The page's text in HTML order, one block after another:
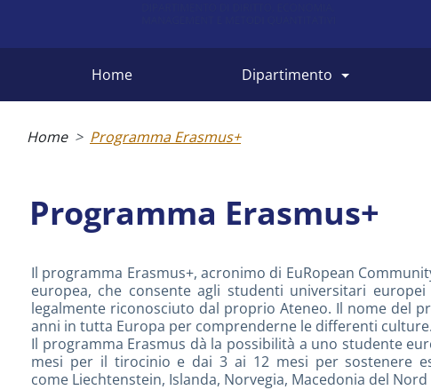
dipartimentali home dipartimento
Home Programma Erasmus+
Programma Erasmus+
Il programma Erasmus+, acronimo di EuRopean
europea, che consente agli studenti universitari
legalmente riconosciuto dal proprio Ateneo. Il nome del
anni in tutta Europa per comprenderne le differenti culture.
Il programma Erasmus dà la possibilità a uno studente
mesi per il tirocinio e dai 3 ai 12 mesi per sostenere
come Liechtenstein, Islanda, Norvegia, Macedonia del Nord